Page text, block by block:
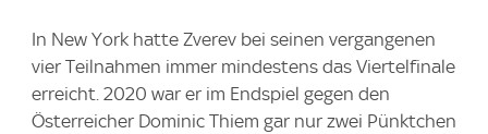
In New York hatte Zverev bei seinen vergangenen
vier Teilnahmen immer mindestens das Viertelfinale
erreicht. 2020 war er im Endspiel gegen den
Österreicher Dominic Thiem gar nur zwei Pünktchen